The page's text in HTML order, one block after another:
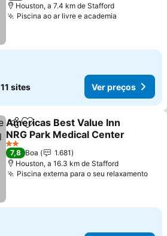
Houston, a 7.4 km de Stafford
Piscina ao ar livre e academia
11 sites Ver preços
PartilharAdicionar aos favoritos
Americas Best Value Inn
NRG Park Medical Center
Ver preços
2 Estrelas
7,8 Boa
1.681
Houston, a 16.3 km de Stafford
Piscina externa para o seu relaxamentoVer